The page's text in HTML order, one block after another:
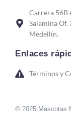
Carrera 56B
Salamina Of.
Medellín.
Enlaces
Términos y
© 2025 Mascotas